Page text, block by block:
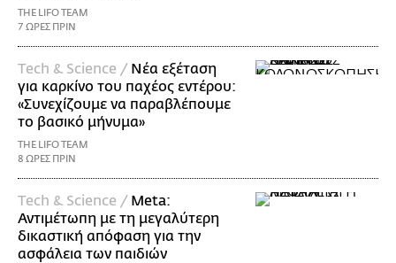
THE LIFO TEAM
7 ΩΡΕΣ ΠΡΙΝ
Τech & Science / Νέα εξέταση
για καρκίνο του παχέος εντέρου:
«Συνεχίζουμε να παραβλέπουμε
το βασικό μήνυμα»
THE LIFO TEAM
8 ΩΡΕΣ ΠΡΙΝ
Τech & Science / Meta:
Αντιμέτωπη με τη μεγαλύτερη
δικαστική απόφαση για την
ασφάλεια των παιδιών